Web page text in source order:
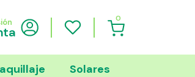
0
Solares